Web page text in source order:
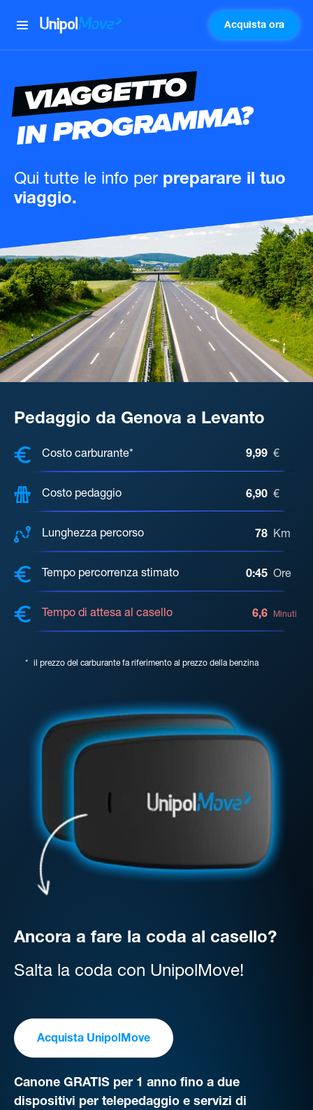
UnipolMove Acquista ora
VIAGGETTO
IN PROGRAMMA?
Qui tutte le info per preparare il tuo
viaggio.
Pedaggio da Genova a Levanto
COSTI, DISTANZA, TEMPO DI
Costo carburante* 9,99 €
Costo pedaggio 6,90 €
Lunghezza percorso 78 Km
Tempo percorrenza stimato 0:45 Ore
Tempo di attesa al casello 6,6 Minuti
* il prezzo del carburante fa riferimento al prezzo della benzina
Ancora a fare la coda al casello?
Salta la coda con UnipolMove!
Acquista UnipolMove
Canone GRATIS per 1 anno fino a due
dispositivi per telepedaggio e servizi di